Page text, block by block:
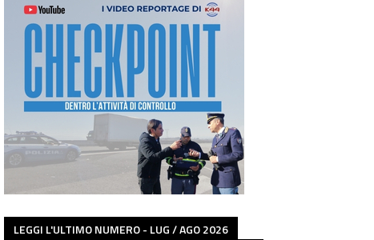
LEGGI L'ULTIMO NUMERO - LUG / AGO 2026